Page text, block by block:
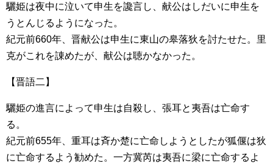
驪姫は夜中に泣いて申生を讒言し、献公はしだいに申生を
うとんじるようになった。
紀元前660年、晋献公は申生に東山の皋落狄を討たせた。里
克がこれを諌めたが、献公は聴かなかった。
【晋語二】
驪姫の進言によって申生は自殺し、張耳と夷吾は亡命す
る。
紀元前655年、重耳は斉か楚に亡命しようとしたが狐偃は狄
に亡命するよう勧めた。一方冀芮は夷吾に梁に亡命するよ